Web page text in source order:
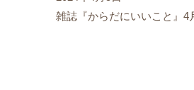
雑誌『からだにいいこと』4